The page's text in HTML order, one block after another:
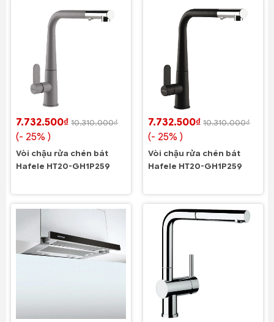
7.732.500₫ 10.310.000₫
(- 25% )
Vòi chậu rửa chén bát
Hafele HT20-GH1P259
7.732.500₫ 10.310.000₫
(- 25% )
Vòi chậu rửa chén bát
Hafele HT20-GH1P259